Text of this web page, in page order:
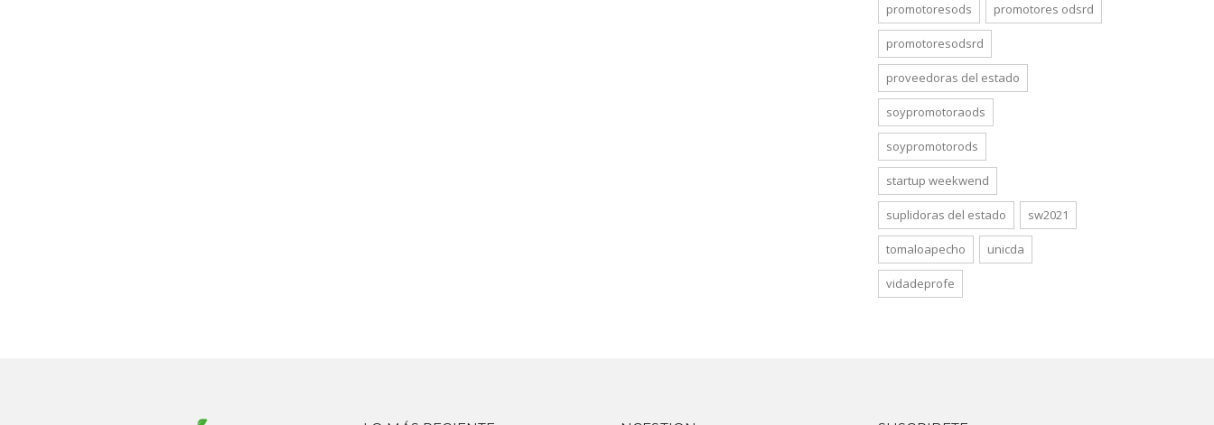
promotoresods promotores odsrd
promotoresodsrd
proveedoras del estado
soypromotoraods
soypromotorods
startup weekwend
suplidoras del estado sw2021
tomaloapecho unicda
vidadeprofe